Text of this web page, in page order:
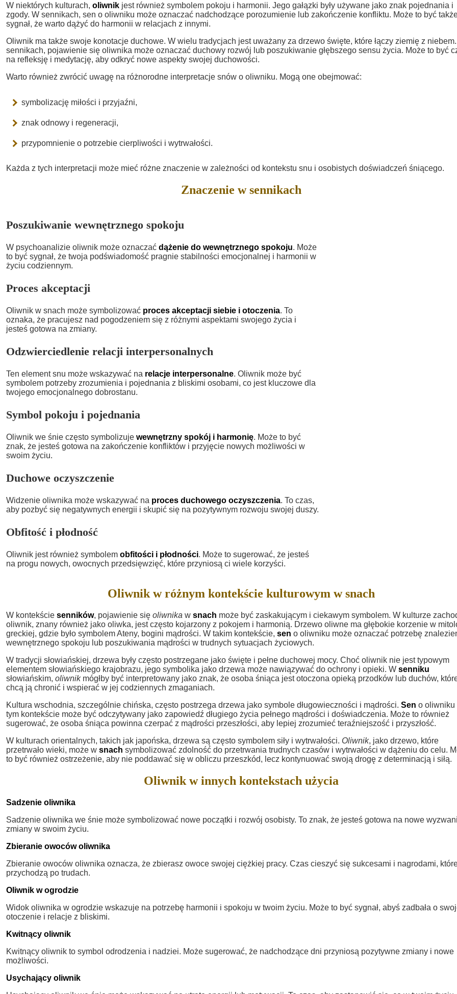
W niektórych kulturach, oliwnik jest również symbolem pokoju i harmonii. Jego gałązki były używane jako znak pojednania i
zgody. W sennikach, sen o oliwniku może oznaczać nadchodzące porozumienie lub zakończenie konfliktu. Może to być
sygnał, że warto dążyć do harmonii w relacjach z innymi.
Oliwnik ma także swoje konotacje duchowe. W wielu tradycjach jest uważany za drzewo święte, które łączy ziemię z
sennikach, pojawienie się oliwnika może oznaczać duchowy rozwój lub poszukiwanie głębszego sensu życia. Może to być
na refleksję i medytację, aby odkryć nowe aspekty swojej duchowości.
Warto również zwrócić uwagę na różnorodne interpretacje snów o oliwniku. Mogą one obejmować:
symbolizację miłości i przyjaźni,
znak odnowy i regeneracji,
przypomnienie o potrzebie cierpliwości i wytrwałości.
Każda z tych interpretacji może mieć różne znaczenie w zależności od kontekstu snu i osobistych doświadczeń śniącego.
Znaczenie w sennikach
Poszukiwanie wewnętrznego spokoju
W psychoanalizie oliwnik może oznaczać dążenie do wewnętrznego spokoju. Może
to być sygnał, że twoja podświadomość pragnie stabilności emocjonalnej i harmonii w
życiu codziennym.
Proces akceptacji
Oliwnik w snach może symbolizować proces akceptacji siebie i otoczenia. To
oznaka, że pracujesz nad pogodzeniem się z różnymi aspektami swojego życia i
jesteś gotowa na zmiany.
Odzwierciedlenie relacji interpersonalnych
Ten element snu może wskazywać na relacje interpersonalne. Oliwnik może być
symbolem potrzeby zrozumienia i pojednania z bliskimi osobami, co jest kluczowe dla
twojego emocjonalnego dobrostanu.
Symbol pokoju i pojednania
Oliwnik we śnie często symbolizuje wewnętrzny spokój i harmonię. Może to być
znak, że jesteś gotowa na zakończenie konfliktów i przyjęcie nowych możliwości w
swoim życiu.
Duchowe oczyszczenie
Widzenie oliwnika może wskazywać na proces duchowego oczyszczenia. To czas,
aby pozbyć się negatywnych energii i skupić się na pozytywnym rozwoju swojej duszy.
Obfitość i płodność
Oliwnik jest również symbolem obfitości i płodności. Może to sugerować, że jesteś
na progu nowych, owocnych przedsięwzięć, które przyniosą ci wiele korzyści.
Oliwnik w różnym kontekście kulturowym w snach
W kontekście senników, pojawienie się oliwnika w snach może być zaskakującym i ciekawym symbolem. W kulturze
oliwnik, znany również jako oliwka, jest często kojarzony z pokojem i harmonią. Drzewo oliwne ma głębokie korzenie w
greckiej, gdzie było symbolem Ateny, bogini mądrości. W takim kontekście, sen o oliwniku może oznaczać potrzebę
wewnętrznego spokoju lub poszukiwania mądrości w trudnych sytuacjach życiowych.
W tradycji słowiańskiej, drzewa były często postrzegane jako święte i pełne duchowej mocy. Choć oliwnik nie jest typowym
elementem słowiańskiego krajobrazu, jego symbolika jako drzewa może nawiązywać do ochrony i opieki. W senniku
słowiańskim, oliwnikmógłby być interpretowany jako znak, że osoba śniąca jest otoczona opieką przodków lub duchów,
chcą ją chronić i wspierać w jej codziennych zmaganiach.
Kultura wschodnia, szczególnie chińska, często postrzega drzewa jako symbole długowieczności i mądrości. Sen o oliwniku
tym kontekście może być odczytywany jako zapowiedź długiego życia pełnego mądrości i doświadczenia. Może to również
sugerować, że osoba śniąca powinna czerpać z mądrości przeszłości, aby lepiej zrozumieć teraźniejszość i przyszłość.
W kulturach orientalnych, takich jak japońska, drzewa są często symbolem siły i wytrwałości. Oliwnik, jako drzewo, które
przetrwało wieki, może w snach symbolizować zdolność do przetrwania trudnych czasów i wytrwałości w dążeniu do celu.
to być również ostrzeżenie, aby nie poddawać się w obliczu przeszkód, lecz kontynuować swoją drogę z determinacją i siłą.
Oliwnik w innych kontekstach użycia
Sadzenie oliwnika
Sadzenie oliwnika we śnie może symbolizować nowe początki i rozwój osobisty. To znak, że jesteś gotowa na nowe
zmiany w swoim życiu.
Zbieranie owoców oliwnika
Zbieranie owoców oliwnika oznacza, że zbierasz owoce swojej ciężkiej pracy. Czas cieszyć się sukcesami i nagrodami,
przychodzą po trudach.
Oliwnik w ogrodzie
Widok oliwnika w ogrodzie wskazuje na potrzebę harmonii i spokoju w twoim życiu. Może to być sygnał, abyś zadbała o
otoczenie i relacje z bliskimi.
Kwitnący oliwnik
Kwitnący oliwnik to symbol odrodzenia i nadziei. Może sugerować, że nadchodzące dni przyniosą pozytywne zmiany i nowe
możliwości.
Usychający oliwnik